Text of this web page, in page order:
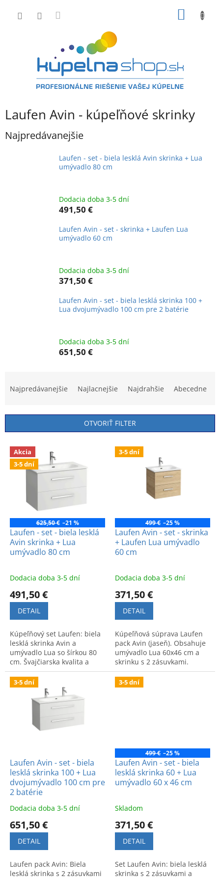
Laufen Avin - kúpeľňové skrinky
Najpredávanejšie
Laufen - set - biela lesklá Avin skrinka + Lua
umývadlo 80 cm
Dodacia doba 3-5 dní
491,50 €
Laufen Avin - set - skrinka + Laufen Lua
umývadlo 60 cm
Dodacia doba 3-5 dní
371,50 €
Laufen Avin - set - biela lesklá skrinka 100 +
Lua dvojumývadlo 100 cm pre 2 batérie
Dodacia doba 3-5 dní
651,50 €
n
i
o
o
Najpredávanejšie Najlacnejšie Najdrahšie Abecedne
OTVORIŤ FILTER
V
p
o
u
Akcia
3-5 dní
625,50 € –21 %
Laufen - set - biela lesklá
Avin skrinka + Lua
umývadlo 80 cm
Dodacia doba 3-5 dní
491,50 €
DETAIL
Kúpeľňový set Laufen: biela
lesklá skrinka Avin a
umývadlo Lua so šírkou 80
cm. Švajčiarska kvalita a
moderný dizajn.
3-5 dní
499 € –25 %
Laufen Avin - set - skrinka
+ Laufen Lua umývadlo
60 cm
Dodacia doba 3-5 dní
371,50 €
DETAIL
Kúpeľňová súprava Laufen
pack Avin (jaseň). Obsahuje
umývadlo Lua 60x46 cm a
skrinku s 2 zásuvkami.
Moderný dizajn a praktický
úložný priestor.
3-5 dní
Laufen Avin - set - biela
lesklá skrinka 100 + Lua
dvojumývadlo 100 cm pre
2 batérie
Dodacia doba 3-5 dní
651,50 €
DETAIL
Laufen pack Avin: Biela
lesklá skrinka s 2 zásuvkami
3-5 dní
499 € –25 %
Laufen Avin - set - biela
lesklá skrinka 60 + Lua
umývadlo 60 x 46 cm
Skladom
371,50 €
DETAIL
Set Laufen Avin: biela lesklá
skrinka s 2 zásuvkami a